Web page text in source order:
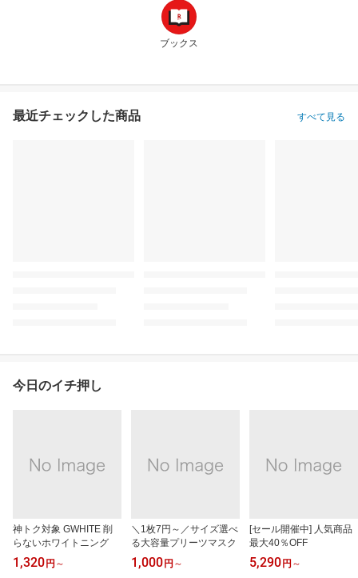
ブックス
最近チェックした商品 すべて見る
今日のイチ押し
神トク対象 GWHITE 削
らないホワイトニング
1,320 円 ～
＼1枚7円～／サイズ選べ
る大容量プリーツマスク
1,000 円 ～
[セール開催中] 人気商品
最大40％OFF
5,290 円 ～